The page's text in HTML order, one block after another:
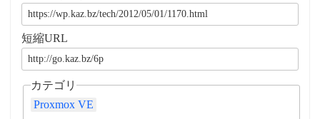
短縮URL
カテゴリ
Proxmox VE